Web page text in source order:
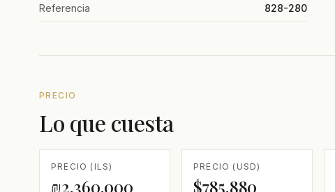
Referencia 828-280
PRECIO
Lo que cuesta
PRECIO (ILS)
₪2,360,000
PRECIO (USD)
$785,880